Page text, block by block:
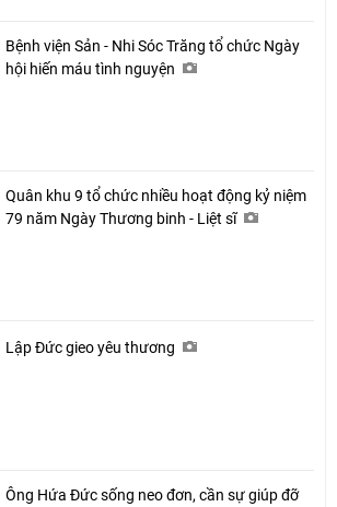
Bệnh viện Sản - Nhi Sóc Trăng tổ chức Ngày
hội hiến máu tình nguyện
Quân khu 9 tổ chức nhiều hoạt động kỷ niệm
79 năm Ngày Thương binh - Liệt sĩ
Lập Đức gieo yêu thương
Ông Hứa Đức sống neo đơn, cần sự giúp đỡ